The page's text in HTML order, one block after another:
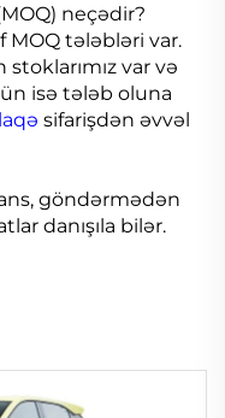
neçədir?
tələbləri var.
var və
isə tələb oluna
sifarişdən əvvəl
göndərmədən
danışıla bilər.